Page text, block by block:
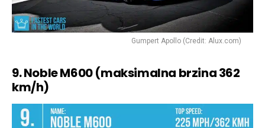
Gumpert Apollo (Credit: Alux.com)
9. Noble M600 (maksimalna brzina 362
km/h)